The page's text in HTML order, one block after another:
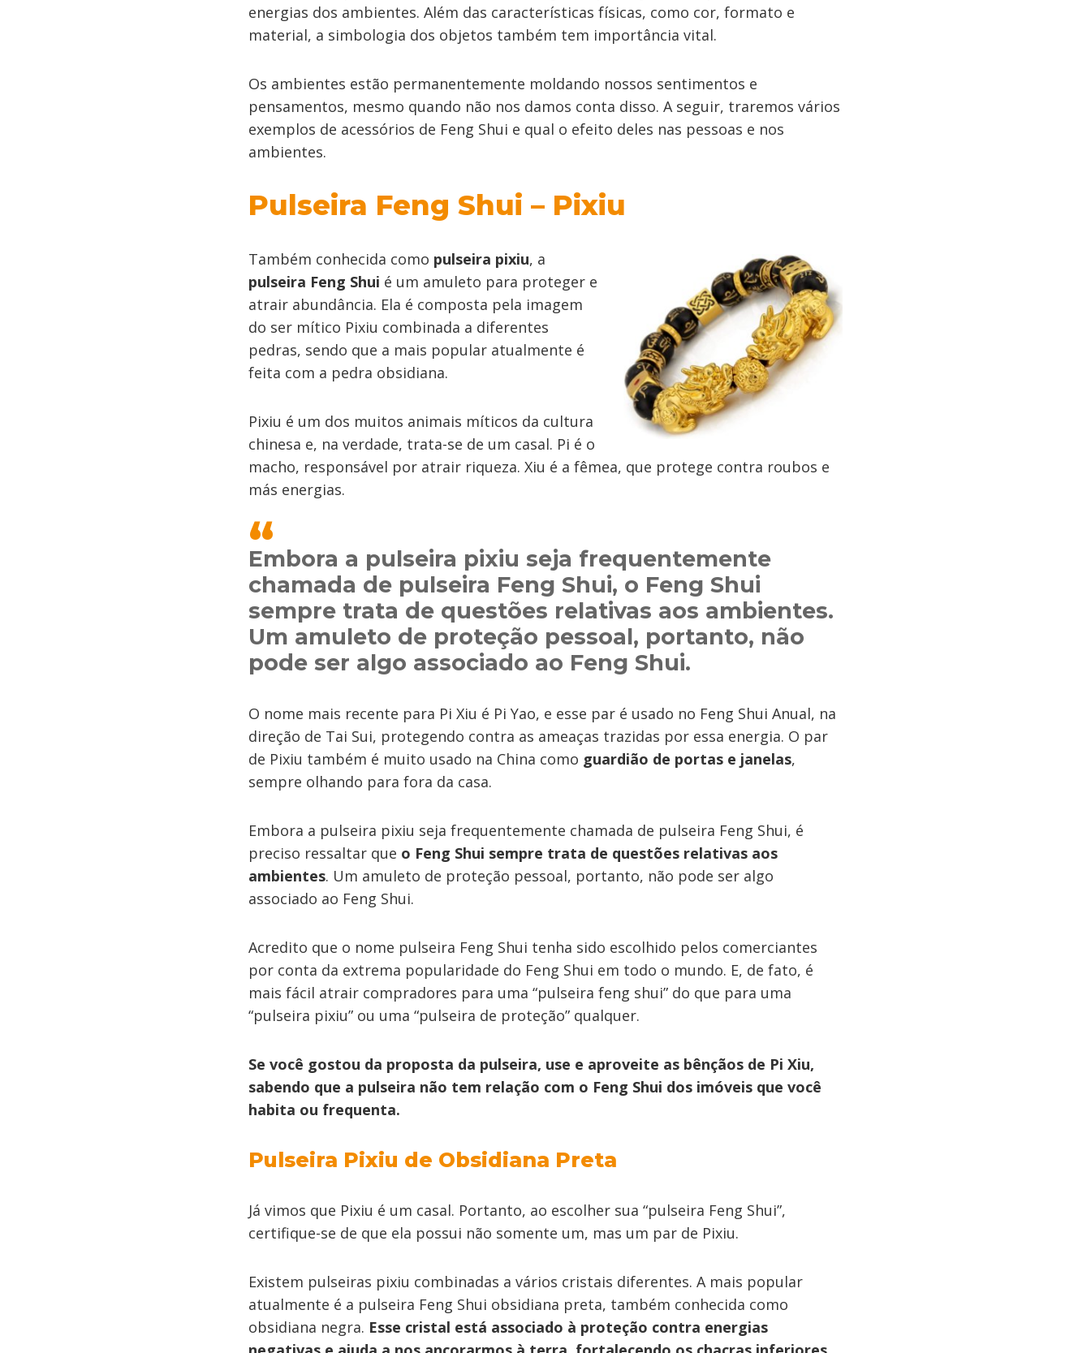
energias dos ambientes. Além das características físicas, como cor, formato e
material, a simbologia dos objetos também tem importância vital.
Os ambientes estão permanentemente moldando nossos sentimentos e
pensamentos, mesmo quando não nos damos conta disso. A seguir, traremos vários
exemplos de acessórios de Feng Shui e qual o efeito deles nas pessoas e nos
ambientes.
Pulseira Feng Shui – Pixiu
Também conhecida como pulseira pixiu, a
pulseira Feng Shui é um amuleto para proteger e
atrair abundância. Ela é composta pela imagem
do ser mítico Pixiu combinada a diferentes
pedras, sendo que a mais popular atualmente é
feita com a pedra obsidiana.
Pixiu é um dos muitos animais míticos da cultura
chinesa e, na verdade, trata-se de um casal. Pi é o
macho, responsável por atrair riqueza. Xiu é a fêmea, que protege contra roubos e
más energias.
Embora a pulseira pixiu seja frequentemente
chamada de pulseira Feng Shui, o Feng Shui
sempre trata de questões relativas aos ambientes.
Um amuleto de proteção pessoal, portanto, não
pode ser algo associado ao Feng Shui.
O nome mais recente para Pi Xiu é Pi Yao, e esse par é usado no Feng Shui Anual, na
direção de Tai Sui, protegendo contra as ameaças trazidas por essa energia. O par
de Pixiu também é muito usado na China como guardião de portas e janelas,
sempre olhando para fora da casa.
Embora a pulseira pixiu seja frequentemente chamada de pulseira Feng Shui, é
preciso ressaltar que o Feng Shui sempre trata de questões relativas aos
ambientes. Um amuleto de proteção pessoal, portanto, não pode ser algo
associado ao Feng Shui.
Acredito que o nome pulseira Feng Shui tenha sido escolhido pelos comerciantes
por conta da extrema popularidade do Feng Shui em todo o mundo. E, de fato, é
mais fácil atrair compradores para uma “pulseira feng shui” do que para uma
“pulseira pixiu” ou uma “pulseira de proteção” qualquer.
Se você gostou da proposta da pulseira, use e aproveite as bênçãos de Pi Xiu,
sabendo que a pulseira não tem relação com o Feng Shui dos imóveis que você
habita ou frequenta.
Pulseira Pixiu de Obsidiana Preta
Já vimos que Pixiu é um casal. Portanto, ao escolher sua “pulseira Feng Shui”,
certifique-se de que ela possui não somente um, mas um par de Pixiu.
Existem pulseiras pixiu combinadas a vários cristais diferentes. A mais popular
atualmente é a pulseira Feng Shui obsidiana preta, também conhecida como
obsidiana negra. Esse cristal está associado à proteção contra energias